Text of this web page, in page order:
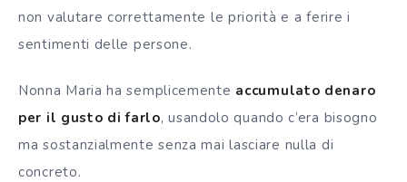
non valutare correttamente le priorità e a ferire i
sentimenti delle persone.
Nonna Maria ha semplicemente accumulato denaro
per il gusto di farlo, usandolo quando c’era bisogno
ma sostanzialmente senza mai lasciare nulla di
concreto.